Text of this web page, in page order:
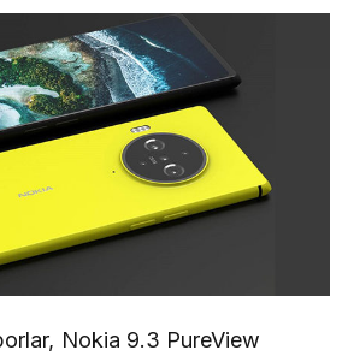
Nokia 9.3 PureView